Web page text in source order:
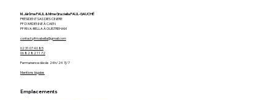
M. Jérôme PAUL & Mme Graziella PAUL-GAUCHÉ
PRÉSIDENT SAS DIES CINERE
PF D'ARDENNE À CAEN
PF RIVA-BELLA À OUISTREHAM
contact.pfrivabella@gmail.com
02 31 07 40 85
06 82 82 11 72
Permanence décès 24h/24 7j/7
Mentions légales
Emplacements